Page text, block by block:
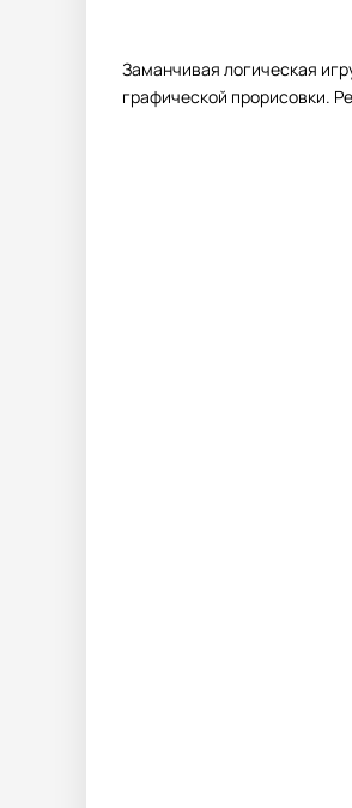
Заманчивая логическая
графической прорисовки.